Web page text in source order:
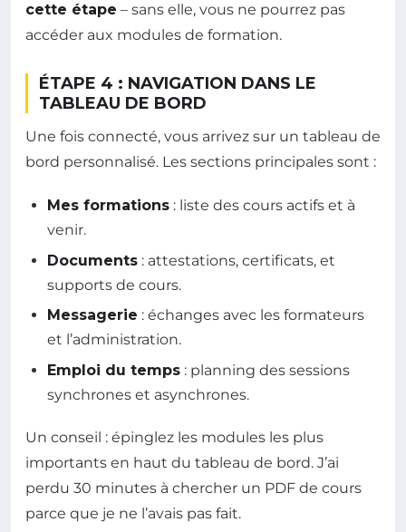
cette étape – sans elle, vous ne pourrez pas
accéder aux modules de formation.
ÉTAPE 4 : NAVIGATION DANS LE
TABLEAU DE BORD
Une fois connecté, vous arrivez sur un tableau de
bord personnalisé. Les sections principales sont :
Mes formations : liste des cours actifs et à
venir.
Documents : attestations, certificats, et
supports de cours.
Messagerie : échanges avec les formateurs
et l’administration.
Emploi du temps : planning des sessions
synchrones et asynchrones.
Un conseil : épinglez les modules les plus
importants en haut du tableau de bord. J’ai
perdu 30 minutes à chercher un PDF de cours
parce que je ne l’avais pas fait.